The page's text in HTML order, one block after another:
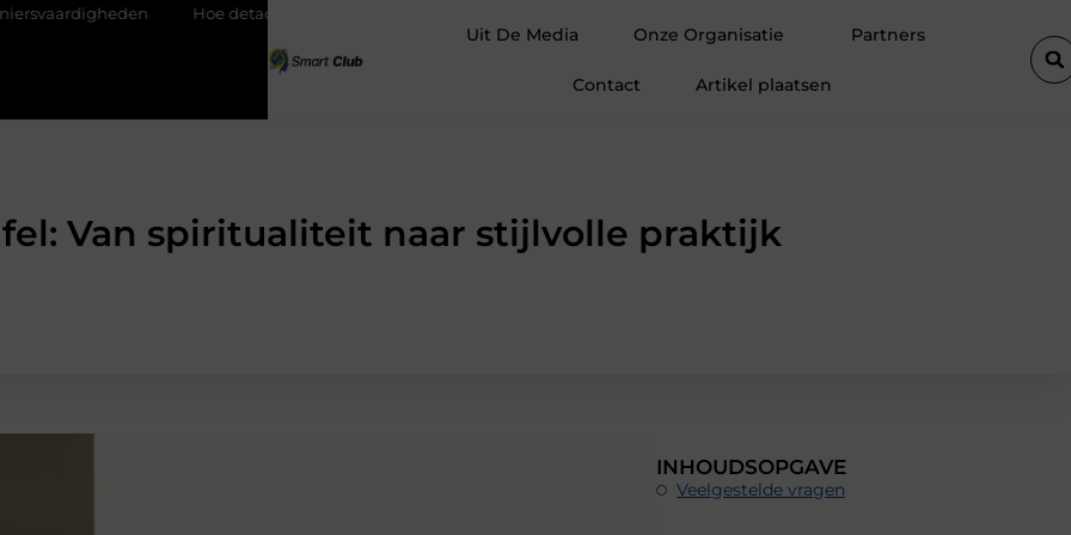
Hoe detachering bij woningcorporaties je carrière kan transformeren
Uit De Media Onze Organisatie Partners
Contact Artikel plaatsen
Van spiritualiteit naar stijlvolle praktijk
INHOUDSOPGAVE
Veelgestelde vragen